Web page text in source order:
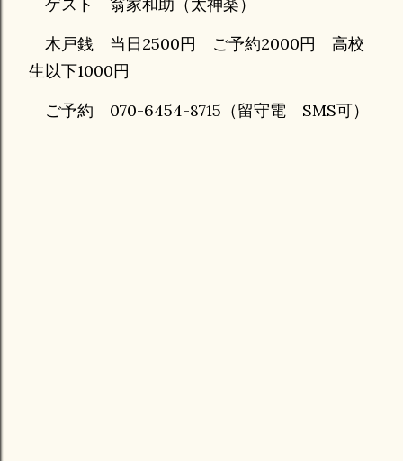
木戸銭 当日2500円 ご予約2000円 高校
生以下1000円
ご予約 070-6454-8715（留守電 SMS可）